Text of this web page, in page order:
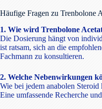
Häufige Fragen zu Trenbolone
1. Wie wird Trenbolone
Die Dosierung hängt von
ist ratsam, sich an die
Fachmann zu konsultieren.
2. Welche Nebenwirkungen
Wie bei jedem anabolen
Eine umfassende Recherche